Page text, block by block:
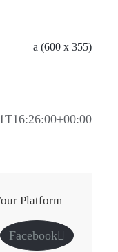
a (600 x 355)
Platform!
Facebook